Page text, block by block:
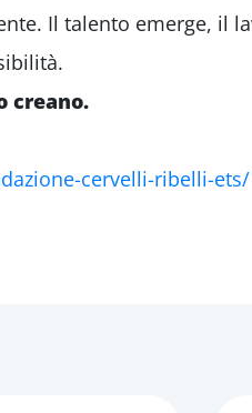
Il talento emerge, il
creano.
cervelli-ribelli-ets/